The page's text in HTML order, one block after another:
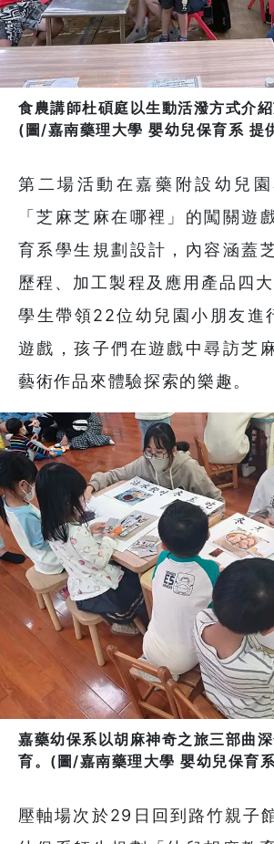
食農講師杜碩庭以生動活潑方式介紹
(圖/嘉南藥理大學 嬰幼兒保育系 提
第二場活動在嘉藥附設幼兒
「芝麻芝麻在哪裡」的闖關遊
育系學生規劃設計，內容涵蓋
歷程、加工製程及應用產品四
學生帶領22位幼兒園小朋友進
遊戲，孩子們在遊戲中尋訪芝
藝術作品來體驗探索的樂趣。
嘉藥幼保系以胡麻神奇之旅三部曲
育。(圖/嘉南藥理大學 嬰幼兒保育
壓軸場次於29日回到路竹親子